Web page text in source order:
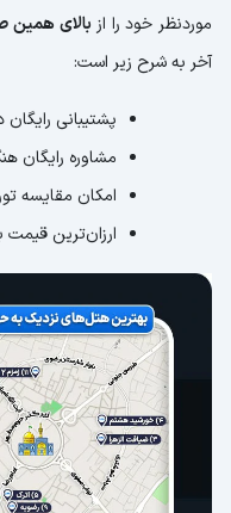
موردنظر خود را از بالای همین
آخر به شرح زیر است:
پشتیبانی
مشاوره رایگان
امکان مقایسه
ارزان‌ترین قیمت